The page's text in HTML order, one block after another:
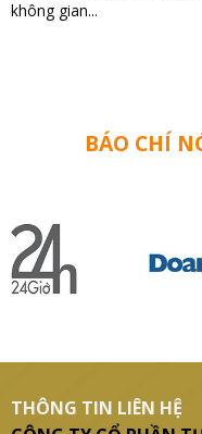
Khi bước vào một nhà
THÔNG TIN LIÊN HỆ